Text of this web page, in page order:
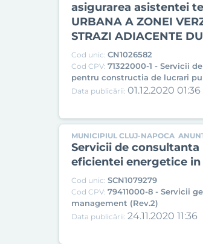
asigurarea asistentei
URBANA A ZONEI
STRAZI ADIACENTE
Cod unic: CN1026582
Cod CPV: 71322000-1 - Servicii
pentru constructia de lucrari
Data publicării: 01.12.2020 01:36
MUNICIPIUL CLUJ-NAPOCA
Servicii de
eficientei energetice in
Cod unic: SCN1079279
Cod CPV: 79411000-8 - Servicii
management (Rev.2)
Data publicării: 24.11.2020 11:36